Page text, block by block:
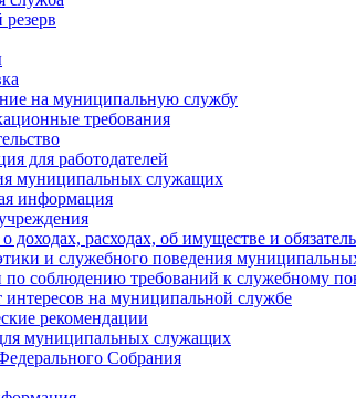
на муниципальную службу
требования
для работодателей
муниципальных служащих
информация
доходах, расходах, об имуществе и
и служебного поведения
по соблюдению требований к служебному
на муниципальной службе
рекомендации
муниципальных служащих
Cобрания